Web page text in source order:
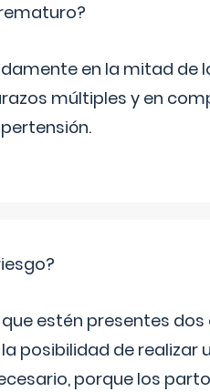
en la mitad de
múltiples y en
estén presentes
posibilidad de realizar
porque los